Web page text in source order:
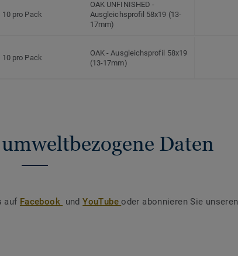
10 pro Pack
OAK UNFINISHED-
Ausgleichsprofil 58x19 (13-
17mm)
10 pro Pack
OAK- Ausgleichsprofil 58x19
(13-17mm)
Daten
auf Facebook undYouTubeoder abonnieren Sie unseren